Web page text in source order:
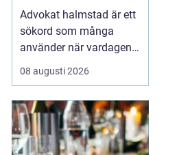
tydlighet
Advokat halmstad är ett
sökord som många
använder när vardagen
plötsligt krockar med
juridiken. Många
och frågor som känns
svåra att överblicka. I en
sådan situation blir en
08 augusti 2026